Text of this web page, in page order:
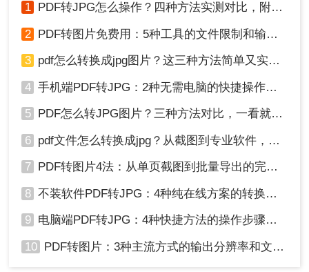
1 PDF转JPG怎么操作？四种方法实测对比，附各场景最优选！
2 PDF转图片免费用：5种工具的文件限制和输出质量对比！
3 pdf怎么转换成jpg图片？这三种方法简单又实用！
4 手机端PDF转JPG：2种无需电脑的快捷操作流程！
5 PDF怎么转JPG图片？三种方法对比，一看就懂！
6 pdf文件怎么转换成jpg？从截图到专业软件，一篇讲清楚！
7 PDF转图片4法：从单页截图到批量导出的完整操作路径！
8 不装软件PDF转JPG：4种纯在线方案的转换效果和速度对比！
9 电脑端PDF转JPG：4种快捷方法的操作步骤和常见格式问题！
10 PDF转图片：3种主流方式的输出分辨率和文件体积实测！